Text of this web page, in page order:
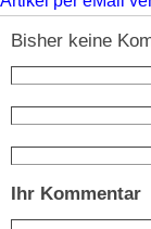
Bisher keine
Ihr Kommentar